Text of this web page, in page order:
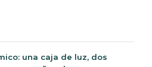
una caja de luz, dos